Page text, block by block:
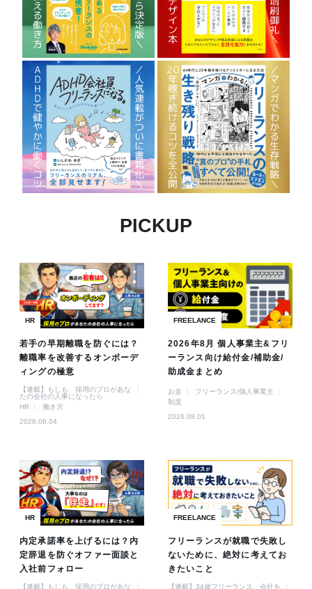
PICKUP
HR
若手の早期離職を防ぐには？
離職率を改善するオンボーデ
ィングの極意
【連載】もしも、採用のプロがあな
たの会社の人事になったら
HR
働き方
2026.08.04
FREELANCE
2026年8月 個人事業主&フリ
ーランス向け給付金/補助金/
助成金まとめ
お金
フリーランス/個人事業主
制度
2026.08.01
HR
内定承諾率を上げるには？内
定辞退を防ぐオファー面談と
入社前フォロー
【連載】もしも、採用のプロがあな
FREELANCE
フリーランスが就職で失敗し
ないために、絶対に考えてお
きたいこと
【連載】34歳フリーランス、会社を